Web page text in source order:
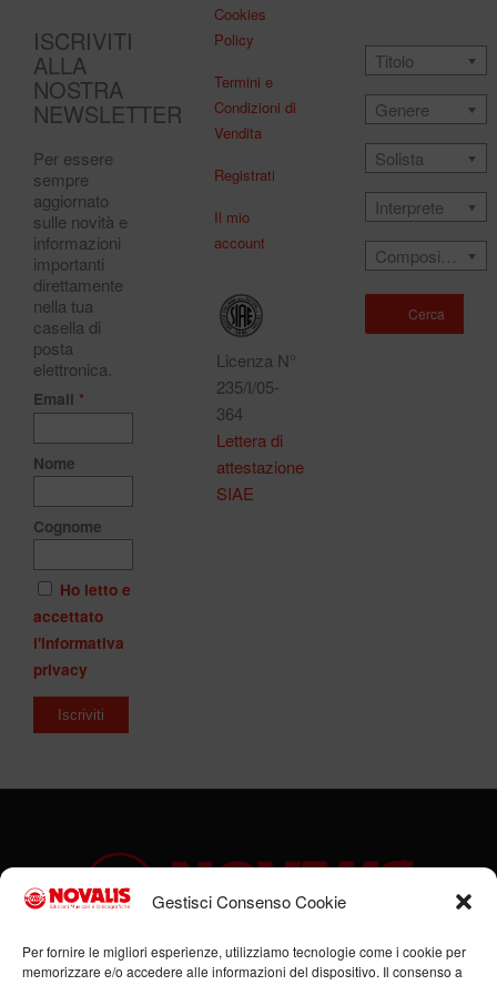
Gestisci Consenso Cookie
Per fornire le migliori esperienze, utilizziamo tecnologie come i cookie per
memorizzare e/o accedere alle informazioni del dispositivo. Il consenso a
ISCRIVITI
ALLA
NOSTRA
NEWSLETTER
Per essere
sempre
aggiornato
sulle novità e
informazioni
importanti
direttamente
nella tua
casella di
posta
elettronica.
Email *
Nome
Cognome
Ho letto e
accettato
l'informativa
privacy
Cookies
Policy
Termini e
Condizioni di
Vendita
Registrati
Il mio
account
Licenza N°
235/I/05-
364
Lettera di
attestazione
SIAE
Titolo
Genere
Solista
Interprete
Cerca
Sede legale: Via Cassino, 1 – 47923 Rimini (RN) –